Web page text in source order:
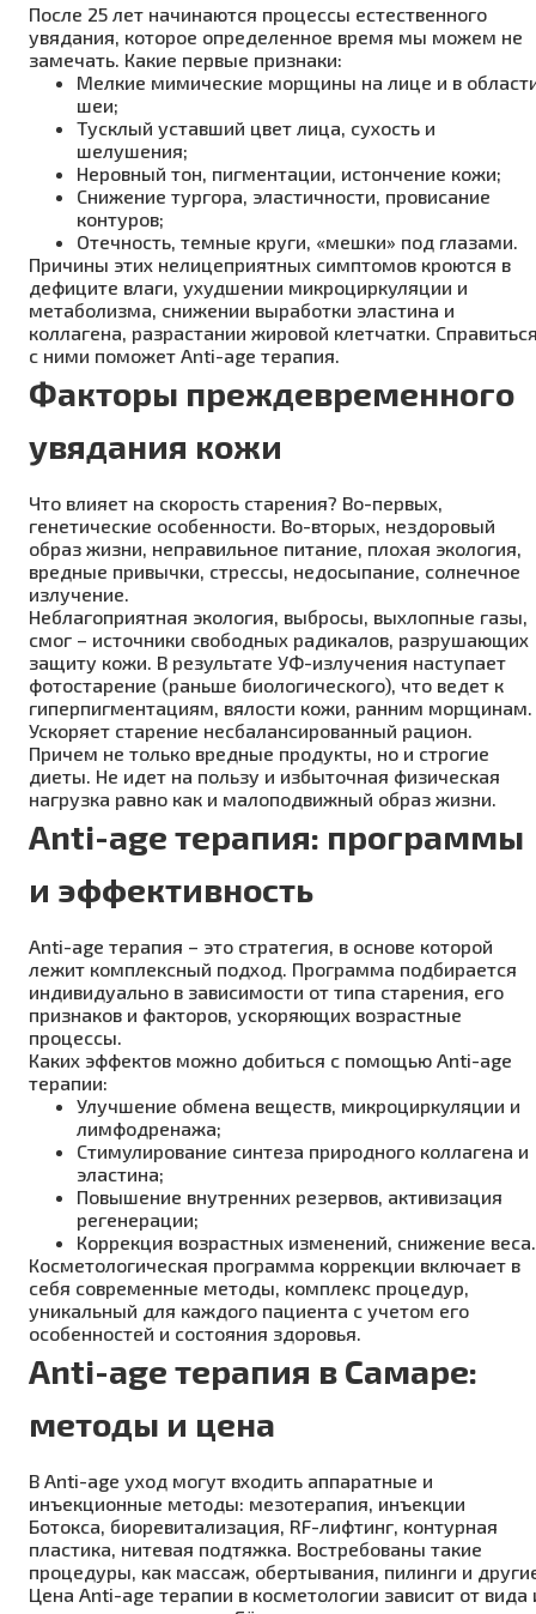
После 25 лет начинаются процессы естественного
увядания, которое определенное время мы можем не
замечать. Какие первые признаки:
Мелкие мимические морщины на лице и в
шеи;
Тусклый уставший цвет лица, сухость и
шелушения;
Неровный тон, пигментации, истончение кожи;
Снижение тургора, эластичности, провисание
контуров;
Отечность, темные круги, «мешки» под глазами.
Причины этих нелицеприятных симптомов кроются в
дефиците влаги, ухудшении микроциркуляции и
метаболизма, снижении выработки эластина и
коллагена, разрастании жировой клетчатки.
с ними поможет Anti-age терапия.
Факторы преждевременного
увядания кожи
Что влияет на скорость старения? Во-первых,
генетические особенности. Во-вторых, нездоровый
образ жизни, неправильное питание, плохая экология,
вредные привычки, стрессы, недосыпание, солнечное
излучение.
Неблагоприятная экология, выбросы, выхлопные газы,
смог – источники свободных радикалов, разрушающих
защиту кожи. В результате УФ-излучения наступает
фотостарение (раньше биологического), что ведет к
гиперпигментациям, вялости кожи, ранним морщинам.
Ускоряет старение несбалансированный рацион.
Причем не только вредные продукты, но и строгие
диеты. Не идет на пользу и избыточная физическая
нагрузка равно как и малоподвижный образ жизни.
Anti-age терапия: программы
и эффективность
Anti-age терапия – это стратегия, в основе которой
лежит комплексный подход. Программа подбирается
индивидуально в зависимости от типа старения, его
признаков и факторов, ускоряющих возрастные
процессы.
Каких эффектов можно добиться с помощью Anti-age
терапии:
Улучшение обмена веществ, микроциркуляции и
лимфодренажа;
Стимулирование синтеза природного коллагена и
эластина;
Повышение внутренних резервов, активизация
регенерации;
Коррекция возрастных изменений, снижение веса.
Косметологическая программа коррекции включает в
себя современные методы, комплекс процедур,
уникальный для каждого пациента с учетом его
особенностей и состояния здоровья.
Anti-age терапия в Самаре:
методы и цена
В Anti-age уход могут входить аппаратные и
инъекционные методы: мезотерапия, инъекции
Ботокса, биоревитализация, RF-лифтинг, контурная
пластика, нитевая подтяжка. Востребованы такие
процедуры, как массаж, обертывания, пилинги и
Цена Anti-age терапии в косметологии зависит от вида